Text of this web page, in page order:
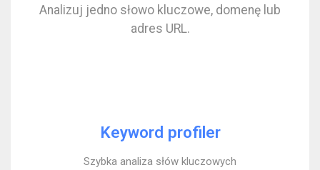
Analizuj jedno słowo kluczowe, domenę lub
adres URL.
Keyword profiler
Szybka analiza słów kluczowych